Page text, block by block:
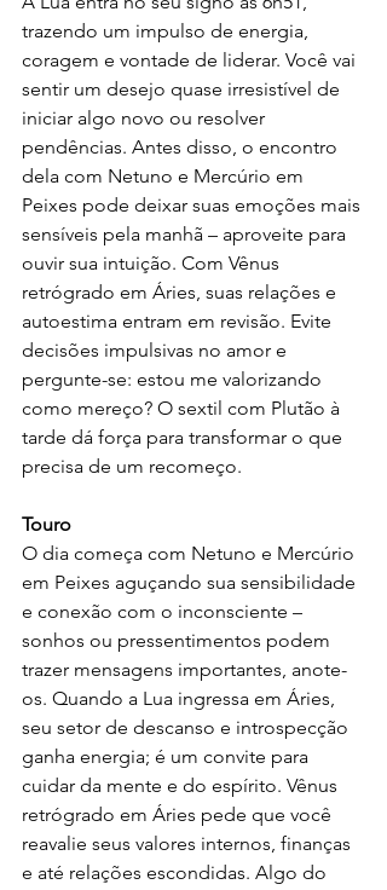
trazendo um impulso de energia,
coragem e vontade de liderar. Você vai
sentir um desejo quase irresistível de
iniciar algo novo ou resolver
pendências. Antes disso, o encontro
dela com Netuno e Mercúrio em
Peixes pode deixar suas emoções mais
sensíveis pela manhã – aproveite para
ouvir sua intuição. Com Vênus
retrógrado em Áries, suas relações e
autoestima entram em revisão. Evite
decisões impulsivas no amor e
pergunte-se: estou me valorizando
como mereço? O sextil com Plutão à
tarde dá força para transformar o que
precisa de um recomeço.
Touro
O dia começa com Netuno e Mercúrio
em Peixes aguçando sua sensibilidade
e conexão com o inconsciente –
sonhos ou pressentimentos podem
trazer mensagens importantes, anote-
os. Quando a Lua ingressa em Áries,
seu setor de descanso e introspecção
ganha energia; é um convite para
cuidar da mente e do espírito. Vênus
retrógrado em Áries pede que você
reavalie seus valores internos, finanças
e até relações escondidas. Algo do